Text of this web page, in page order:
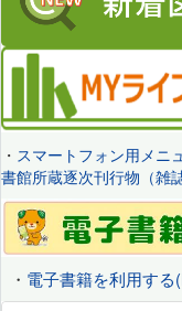
・ スマートフォン用メニ
書館所蔵逐次刊行物（雑
・ 電子書籍を利用する